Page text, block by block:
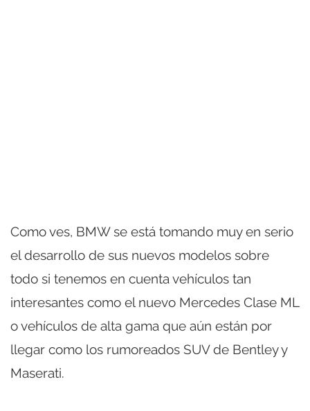
Como ves, BMW se está tomando muy en serio
el desarrollo de sus nuevos modelos sobre
todo si tenemos en cuenta vehículos tan
interesantes como el nuevo Mercedes Clase ML
o vehículos de alta gama que aún están por
llegar como los rumoreados SUV de Bentley y
Maserati.